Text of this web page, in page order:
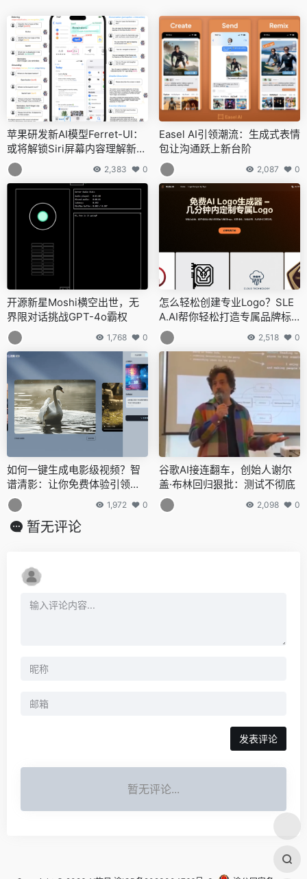
苹果研发新AI模型Ferret-UI：
或将解锁Siri屏幕内容理解新高
度
2,383 0
Easel AI引领潮流：生成式表情
包让沟通跃上新台阶
2,087 0
开源新星Moshi横空出世，无
界限对话挑战GPT-4o霸权
1,768 0
怎么轻松创建专业Logo？SLE
A.AI帮你轻松打造专属品牌标
识
2,518 0
如何一键生成电影级视频？智
谱清影：让你免费体验引领视
频创作新潮流
1,972 0
谷歌AI接连翻车，创始人谢尔
盖·布林回归狠批：测试不彻底
2,098 0
暂无评论
发表评论
暂无评论...